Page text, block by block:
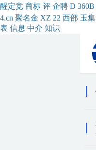
醒定竞 商标 评 企聘 D 360B
4.cn 聚名金 XZ 22 西部 玉集
表 信息 中介 知识